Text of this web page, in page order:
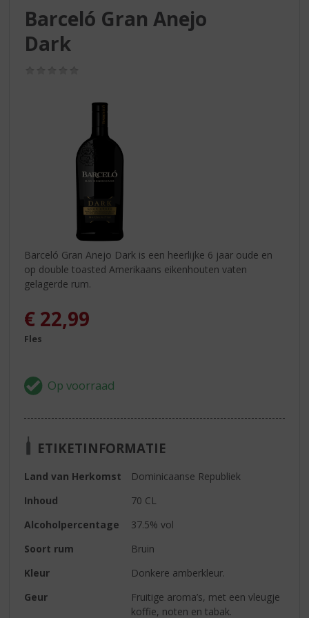
Barceló Gran Anejo
Dark
Barceló Gran Anejo Dark is een heerlijke 6 jaar oude en
op double toasted Amerikaans eikenhouten vaten
gelagerde rum.
€ 22,99
Fles
ETIKETINFORMATIE
Land van Herkomst
Dominicaanse Republiek
Inhoud
70 CL
Alcoholpercentage
37.5% vol
Soort rum
Bruin
Kleur
Donkere amberkleur.
Geur
Fruitige aroma’s, met een vleugje
koffie, noten en tabak.